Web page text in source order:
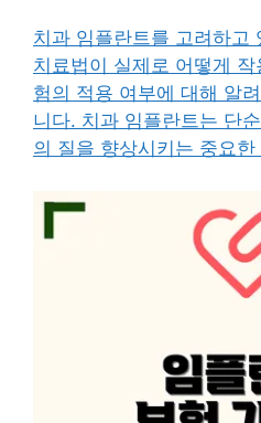
치과 임플란트를 고려하고
치료법이 실제로 어떻게
험의 적용 여부에 대해 알
니다. 치과 임플란트는 단
의 질을 향상시키는 중요